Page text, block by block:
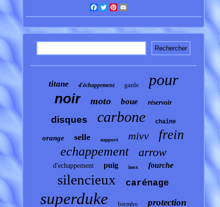
Facebook
TwitterPinterest
titane d'échappement garde pour
noir moto boue réservoir
disques carbone chaîne
orange selle support mivv frein
echappement arrow
d'echappement puig inox fourche
silencieux carénage
superduke brembo protection